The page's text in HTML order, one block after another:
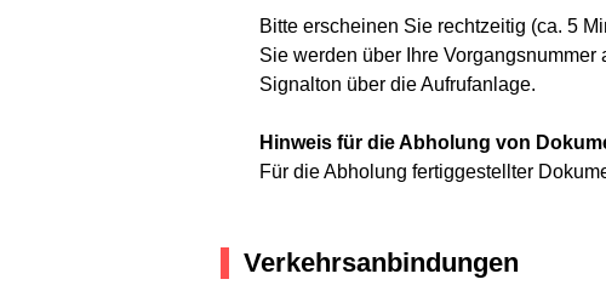
Bitte erscheinen Sie rechtzeitig (ca. 5
Sie werden über Ihre
Signalton über die Aufrufanlage.
Hinweis für die Abholung von
Für die Abholung fertiggestellter
Verkehrsanbindungen